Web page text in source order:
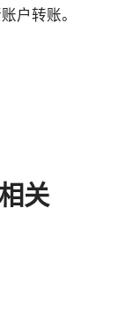
户转账。
关